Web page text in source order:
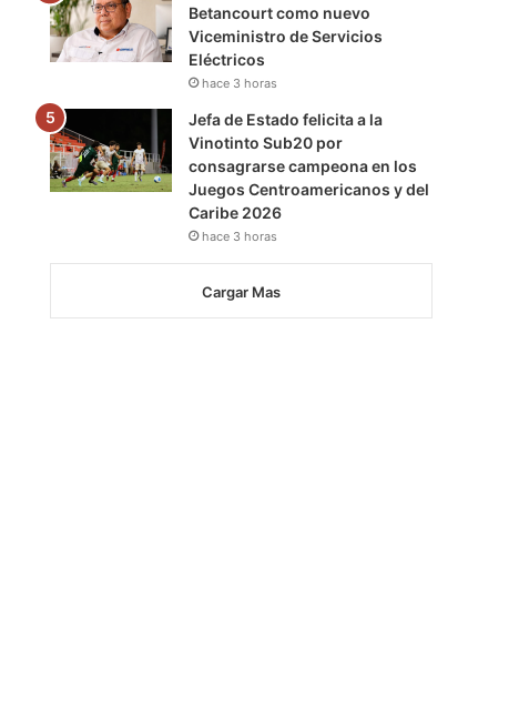
Betancourt como nuevo
Viceministro de Servicios
Eléctricos
hace 3 horas
Jefa de Estado felicita a la
Vinotinto Sub20 por
consagrarse campeona en los
Juegos Centroamericanos y del
Caribe 2026
hace 3 horas
Cargar Mas